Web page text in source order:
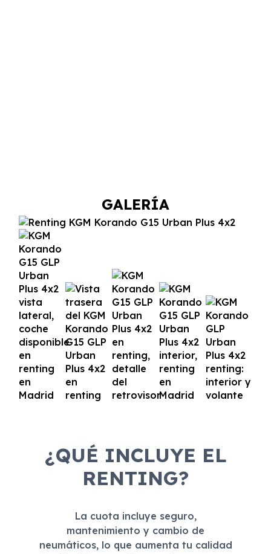
GALERÍA
¿QUÉ INCLUYE EL
RENTING?
La cuota incluye seguro,
mantenimiento y cambio de
neumáticos, lo que aumenta tu calidad